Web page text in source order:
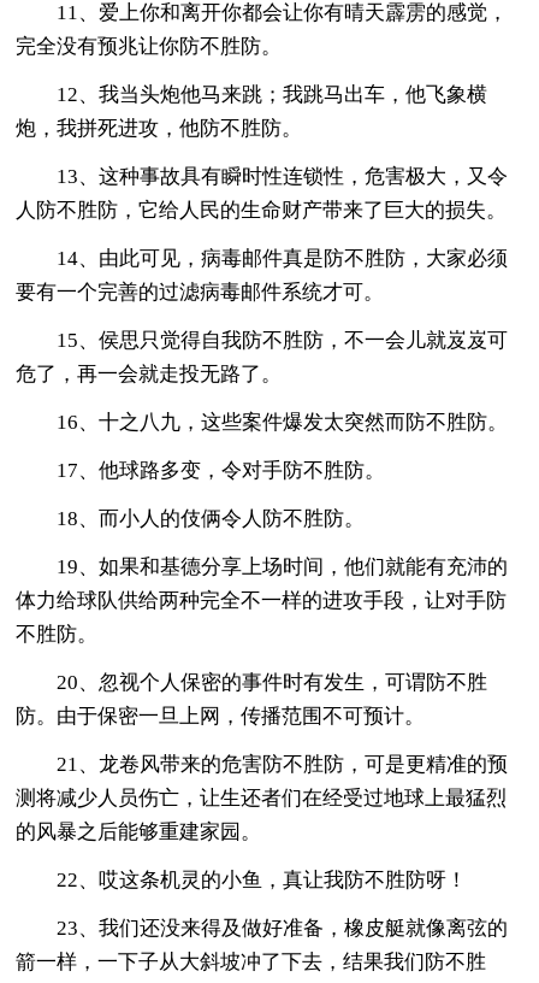
11、爱上你和离开你都会让你有晴天霹雳的感觉，
完全没有预兆让你防不胜防。
12、我当头炮他马来跳；我跳马出车，他飞象横
炮，我拼死进攻，他防不胜防。
13、这种事故具有瞬时性连锁性，危害极大，又令
人防不胜防，它给人民的生命财产带来了巨大的损失。
14、由此可见，病毒邮件真是防不胜防，大家必须
要有一个完善的过滤病毒邮件系统才可。
15、侯思只觉得自我防不胜防，不一会儿就岌岌可
危了，再一会就走投无路了。
16、十之八九，这些案件爆发太突然而防不胜防。
17、他球路多变，令对手防不胜防。
18、而小人的伎俩令人防不胜防。
19、如果和基德分享上场时间，他们就能有充沛的
体力给球队供给两种完全不一样的进攻手段，让对手防
不胜防。
20、忽视个人保密的事件时有发生，可谓防不胜
防。由于保密一旦上网，传播范围不可预计。
21、龙卷风带来的危害防不胜防，可是更精准的预
测将减少人员伤亡，让生还者们在经受过地球上最猛烈
的风暴之后能够重建家园。
22、哎这条机灵的小鱼，真让我防不胜防呀！
23、我们还没来得及做好准备，橡皮艇就像离弦的
箭一样，一下子从大斜坡冲了下去，结果我们防不胜